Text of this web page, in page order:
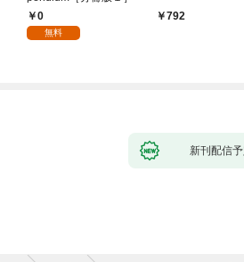
0
無料
792
新刊配信